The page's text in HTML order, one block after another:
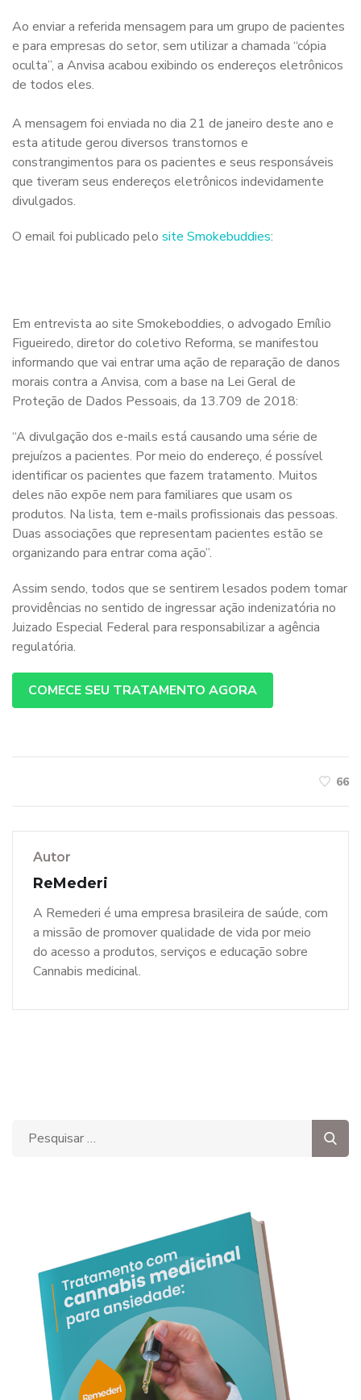
Ao enviar a referida mensagem para um grupo de pacientes
e para empresas do setor, sem utilizar a chamada “cópia
oculta”, a Anvisa acabou exibindo os endereços eletrônicos
de todos eles.
A mensagem foi enviada no dia 21 de janeiro deste ano e
esta atitude gerou diversos transtornos e
constrangimentos para os pacientes e seus responsáveis
que tiveram seus endereços eletrônicos indevidamente
divulgados.
O email foi publicado pelo site Smokebuddies:
Em entrevista ao site Smokeboddies, o advogado Emílio
Figueiredo, diretor do coletivo Reforma, se manifestou
informando que vai entrar uma ação de reparação de danos
morais contra a Anvisa, com a base na Lei Geral de
Proteção de Dados Pessoais, da 13.709 de 2018:
“A divulgação dos e-mails está causando uma série de
prejuízos a pacientes. Por meio do endereço, é possível
identificar os pacientes que fazem tratamento. Muitos
deles não expõe nem para familiares que usam os
produtos. Na lista, tem e-mails profissionais das pessoas.
Duas associações que representam pacientes estão se
organizando para entrar coma ação”.
Assim sendo, todos que se sentirem lesados podem tomar
providências no sentido de ingressar ação indenizatória no
Juizado Especial Federal para responsabilizar a agência
regulatória.
COMECE SEU TRATAMENTO AGORA
66
Autor
ReMederi
A Remederi é uma empresa brasileira de saúde, com
a missão de promover qualidade de vida por meio
do acesso a produtos, serviços e educação sobre
Cannabis medicinal.